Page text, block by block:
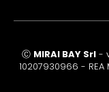
Ⓒ MIRAI BAY Srl -
10207930966 - REA